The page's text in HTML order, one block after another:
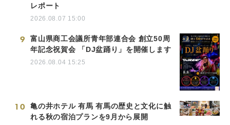
レポート
2026.08.07 15:00
9
富山県商工会議所青年部連合会 創立50周
年記念祝賀会 「DJ盆踊り」を開催します
2026.08.04 15:25
10
亀の井ホテル 有馬 有馬の歴史と文化に触
れる秋の宿泊プランを9月から展開